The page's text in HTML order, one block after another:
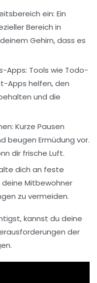
ein: Ein
Bereich in
Gehirn, dass es
Apps: Tools wie Todo-
Apps helfen, den
und die
: Kurze Pausen
beugen Ermüdung vor.
dir frische Luft.
dich an feste
Mitbewohner
zu vermeiden.
kannst du deine
der